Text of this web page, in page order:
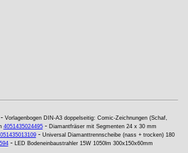
Vorlagenbogen DIN-A3 doppelseitig: Comic-Zeichnungen (Schaf,
4051435024495- Diamantfräser mit Segmenten 24 x 30 mm
- Universal Diamanttrennscheibe (nass + trocken) 180
- LED Bodeneinbaustrahler 15W 1050lm 300x150x60mm